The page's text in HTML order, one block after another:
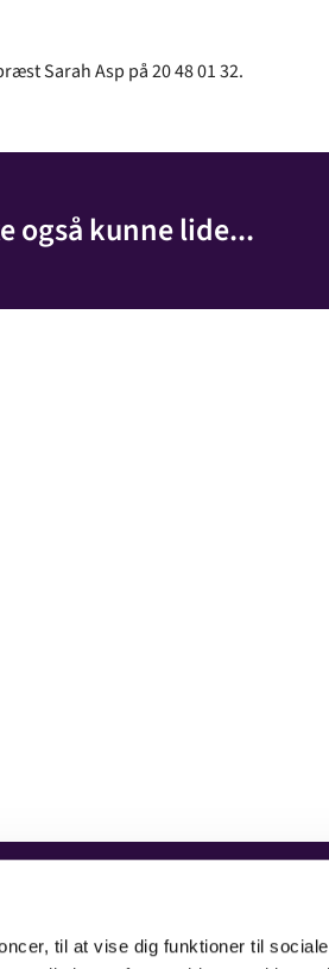
til at vise dig funktioner til
Sarah Asp på 20 48 01 32.
også kunne lide...